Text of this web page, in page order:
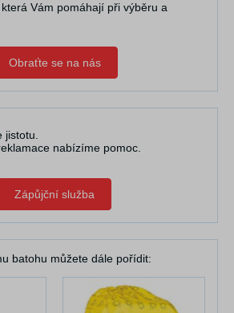
Vám pomáhají při výběru a
Obraťte se na nás
jistotu.
nabízíme pomoc.
Zápůjční služba
batohu můžete dále pořídit: